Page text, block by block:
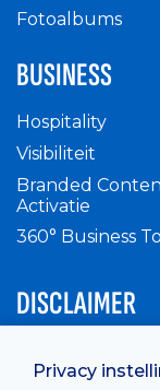
Privacy
Fotoalbums
BUSINESS
Hospitality
Visibiliteit
Branded
Activatie
360° Business
DISCLAIMER
Privacy Policy